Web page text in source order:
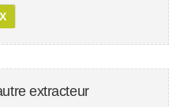
extracteur